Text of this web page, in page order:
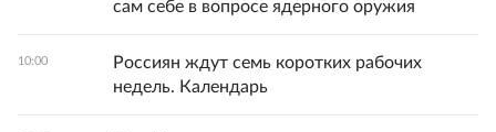
сам себе в вопросе ядерного оружия
10:00
Россиян ждут семь коротких рабочих
недель. Календарь